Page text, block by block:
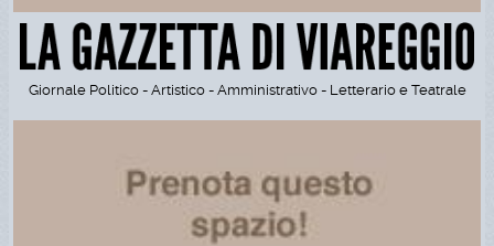
Giornale Politico - Artistico - Amministrativo - Letterario e Teatrale